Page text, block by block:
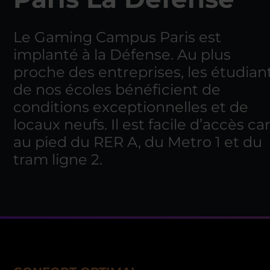
Le Gaming Campus Paris est
implanté à la Défense. Au plus
proche des entreprises, les
de nos écoles bénéficient de
conditions exceptionnelles et de
locaux neufs. Il est facile d’accès car
au pied du RER A, du Metro 1 et du
tram ligne 2.